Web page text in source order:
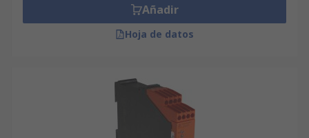
Añadir
Hoja de datos